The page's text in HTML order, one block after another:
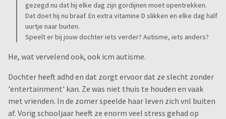
gezegd nu dat hij elke dag zijn gordijnen moet opentrekken.
Dat doet hij nu braaf. En extra vitamine D slikken en elke dag half
uurtje naar buiten.
Speelt er bij jouw dochter iets verder? Autisme, iets anders?
He, wat vervelend ook, ook icm autisme.
Dochter heeft adhd en dat zorgt ervoor dat ze slecht zonder
'entertainment' kan. Ze was niet thuis te houden en vaak
met vrienden. In de zomer speelde haar leven zich vnl buiten
af. Vorig schooljaar heeft ze enorm veel stress gehad op